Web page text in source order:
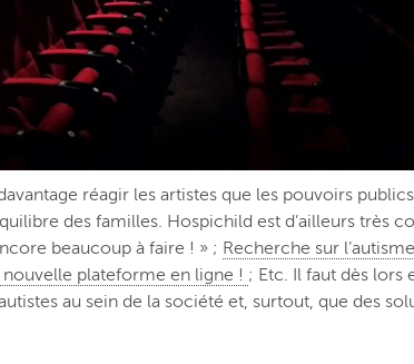
réagir les artistes que les pouvoirs
des familles. Hospichild est d’ailleurs très
beaucoup à faire ! » ; Recherche sur
nouvelle plateforme en ligne ! ; Etc. Il faut dès lors
au sein de la société et, surtout, que des